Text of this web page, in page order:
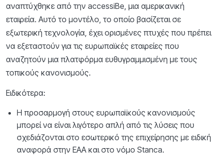
αναπτύχθηκε από την accessiBe, μια αμερικανική
εταιρεία. Αυτό το μοντέλο, το οποίο βασίζεται σε
εξωτερική τεχνολογία, έχει ορισμένες πτυχές που πρέπει
να εξεταστούν για τις ευρωπαϊκές εταιρείες που
αναζητούν μια πλατφόρμα ευθυγραμμισμένη με τους
τοπικούς κανονισμούς.
Ειδικότερα:
Η προσαρμογή στους ευρωπαϊκούς κανονισμούς
μπορεί να είναι λιγότερο απλή από τις λύσεις που
σχεδιάζονται στο εσωτερικό της επιχείρησης με ειδική
αναφορά στην ΕΑΑ και στο νόμο Stanca.